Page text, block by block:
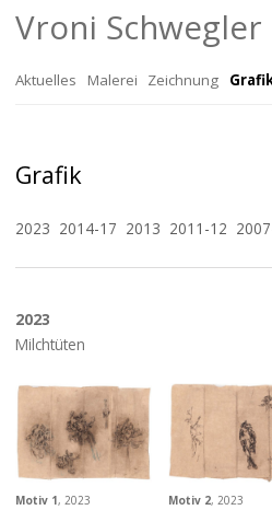
Vroni Schwegler
Zum
springen
Aktuelles Malerei Zeichnung
Grafik
2023 2014-17 2013 2011-12
2023
Milchtüten
Motiv 1, 2023 Motiv 2, 2023